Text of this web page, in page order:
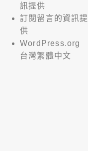
訊提供
訂閱留言的資訊提
供
WordPress.org
台灣繁體中文